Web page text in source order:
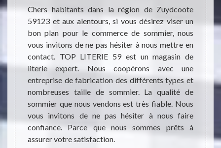
pas
une
de
nous
des
ce
Chers habitants dans la région de Zuydcoote
59123 et aux alentours, si vous désirez viser un
bon plan pour le commerce de sommier, nous
vous invitons de ne pas hésiter à nous mettre en
contact. TOP LITERIE 59 est un magasin de
literie expert. Nous coopérons avec une
entreprise de fabrication des différents types et
nombreuses taille de sommier. La qualité de
sommier que nous vendons est très fiable. Nous
vous invitons de ne pas hésiter à nous faire
confiance. Parce que nous sommes prêts à
assurer votre satisfaction.
Les
un